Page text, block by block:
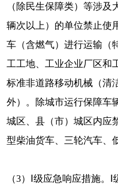
（除民生保障类）等涉
辆次以上）的单位禁止使
车（含燃气）进行运输（
工工地、工业企业厂区和
标准非道路移动机械（清
外）。除城市运行保障车
城区、县（市）城区内应
型柴油货车、三轮汽车、
（3）Ⅰ级应急响应措施。